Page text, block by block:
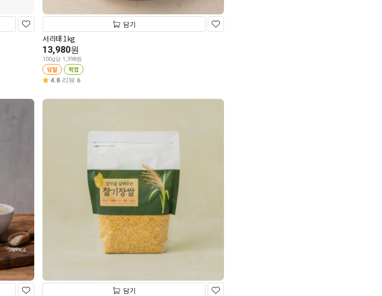
담기
서리태 1kg
13,980원
100g당 1,398원
당일 픽업
4.8 리뷰 6
담기